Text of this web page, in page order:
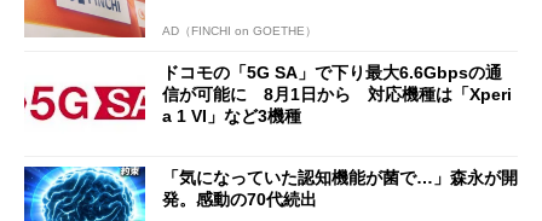
AD（FINCHI on GOETHE）
ドコモの「5G SA」で下り最大6.6Gbpsの通
信が可能に 8月1日から 対応機種は「Xperi
a 1 VI」など3機種
「気になっていた認知機能が菌で…」森永が開
発。感動の70代続出